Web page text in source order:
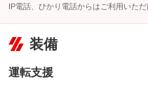
IP電話、ひかり電話からはご利用いただ
装備
運転支援